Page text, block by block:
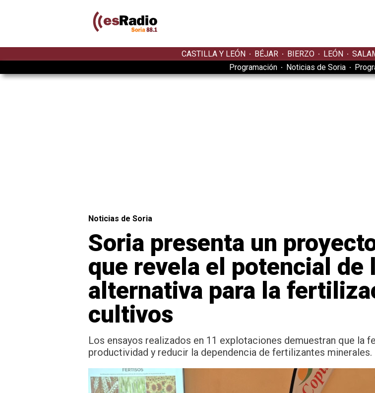
CASTILLA Y LEÓN BÉJAR BIERZO LEÓN
Programación
Noticias de Soria
Noticias de Soria
Soria presenta un
que revela el potencial de
alternativa para la
cultivos
Los ensayos realizados en 11 explotaciones demuestran que la
productividad y reducir la dependencia de fertilizantes minerales.